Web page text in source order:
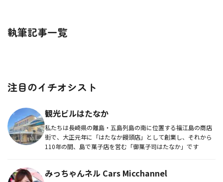
執筆記事一覧
注目のイチオシスト
観光ビルはたなか
私たちは長崎県の離島・五島列島の南に位置する福江島の商店
街で、大正元年に「はたなか饅頭店」として創業し、それから
110年の間、島で菓子店を営む「御菓子司はたなか」です
みっちゃんネル Cars Micchannel